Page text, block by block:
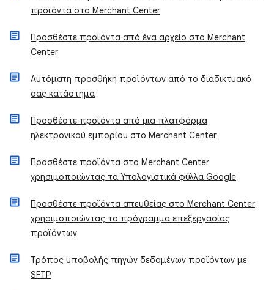
προϊόντα στο Merchant Center
Προσθέστε προϊόντα από ένα αρχείο στο Merchant
Center
Αυτόματη προσθήκη προϊόντων από το διαδικτυακό
σας κατάστημα
Προσθέστε προϊόντα από μια πλατφόρμα
ηλεκτρονικού εμπορίου στο Merchant Center
Προσθέστε προϊόντα στο Merchant Center
χρησιμοποιώντας τα Υπολογιστικά φύλλα Google
Προσθέστε προϊόντα απευθείας στο Merchant Center
χρησιμοποιώντας το πρόγραμμα επεξεργασίας
προϊόντων
​Τρόπος υποβολής πηγών δεδομένων προϊόντων με
SFTP